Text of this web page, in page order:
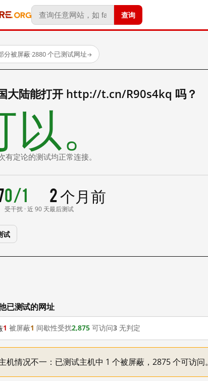
查询
分被屏蔽·2880 个已测试网址→
大陆能打开 http://t.cn/R90s4kq 吗？
。
有定论的测试均正常连接。
0/1
受干扰 · 近 90 天
2 个月前
最后测试
试
测试的网址
1 被屏蔽1 间歇性受扰2,875 可访问3 无判定
机情况不一：已测试主机中 1 个被屏蔽，2875 个可访问。